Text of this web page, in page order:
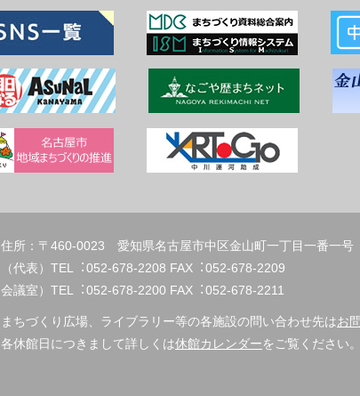
住所：〒460-0023 愛知県名古屋市中区金山町一丁目一番一
（代表）TEL︓052-678-
会議室）TEL︓052-678-2200 FAX︓052-678-2211
まちづくり広場、ライブラリー等の各施設の問い合わせ先はお
各休館日につきまして詳しくは休館カレンダーをご覧ください。